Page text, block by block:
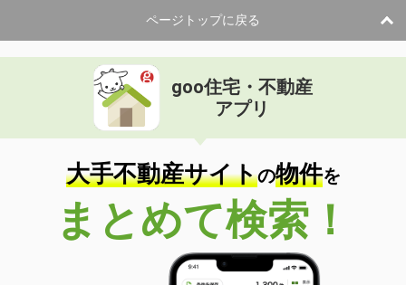
ページトップに戻る
goo住宅・不動産
アプリ
大手不動産サイトの物件を
まとめて検索！